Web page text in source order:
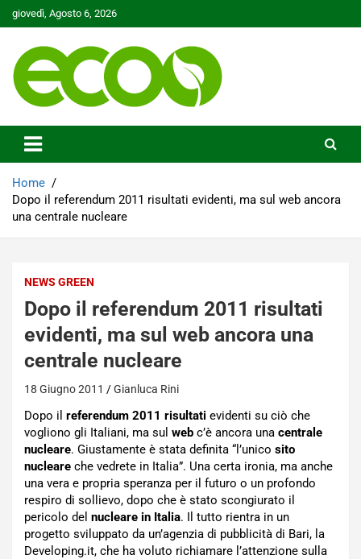
Skip
to
giovedì, Agosto 6, 2026
Ecoo.it
Home
Dopo il referendum 2011 risultati evidenti, ma sul web ancora
una centrale nucleare
NEWS GREEN
Dopo il referendum 2011 risultati
evidenti, ma sul web ancora una
centrale nucleare
18 Giugno 2011 Gianluca Rini
Dopo il referendum 2011 risultati evidenti su ciò che
vogliono gli Italiani, ma sul web c’è ancora una centrale
nucleare. Giustamente è stata definita “l’unico sito
nucleare che vedrete in Italia”. Una certa ironia, ma anche
una vera e propria speranza per il futuro o un profondo
respiro di sollievo, dopo che è stato scongiurato il
pericolo del nucleare in Italia. Il tutto rientra in un
progetto sviluppato da un’agenzia di pubblicità di Bari, la
Developing.it, che ha voluto richiamare l’attenzione sulla